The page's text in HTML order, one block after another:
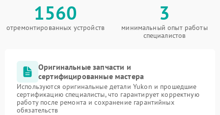
1560
отремонтированных устройств
3
минимальный опыт работы
специалистов
Оригинальные запчасти и
сертифицированные мастера
Используются оригинальные детали Yukon и прошедшие
сертификацию специалисты, что гарантирует корректную
работу после ремонта и сохранение гарантийных
обязательств